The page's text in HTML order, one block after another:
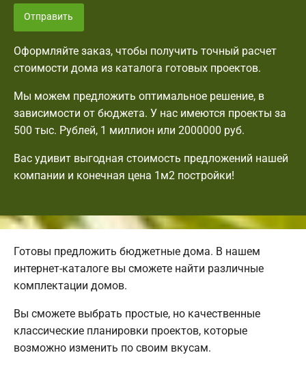
Отправить
Оформляйте заказ, чтобы получить точный расчет
стоимости дома из каталога готовых проектов.
Мы можем предложить оптимальное решение, в
зависимости от бюджета. У нас имеются проекты за
500 тыс. Рублей, 1 миллион или 2000000 руб.
Вас удивит выгодная стоимость предложений нашей
компании и конечная цена 1м2 постройки!
Готовы предложить бюджетные дома. В нашем
интернет-каталоге вы сможете найти различные
комплектации домов.
Вы сможете выбрать простые, но качественные
классические планировки проектов, которые
возможно изменить по своим вкусам.